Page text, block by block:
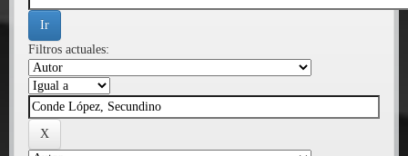
Filtros actuales: